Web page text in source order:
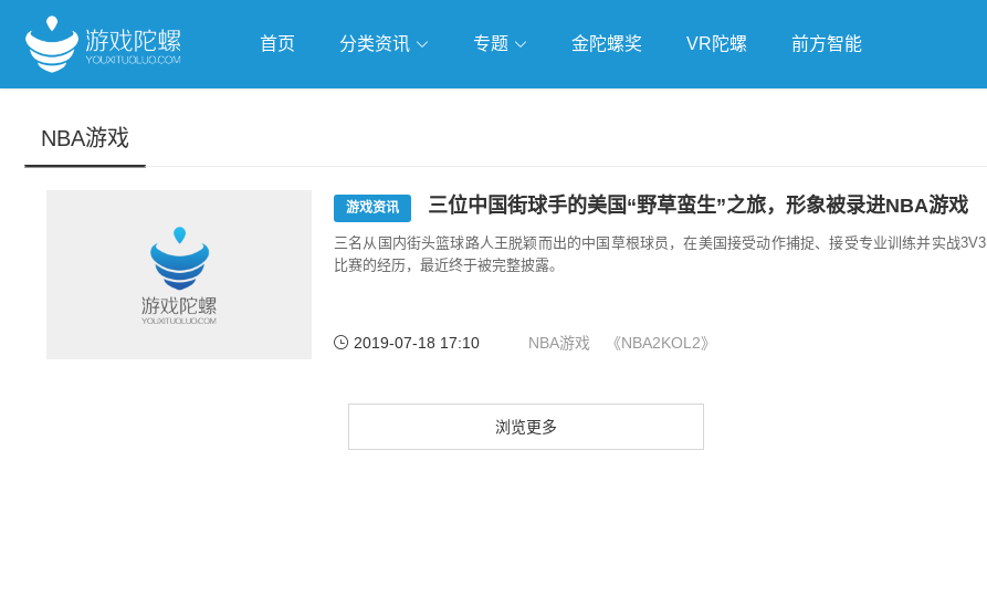
首页 分类资讯 专题 金陀螺奖 VR陀螺 前方智能
NBA游戏
游戏资讯 三位中国街球手的美国“野草蛮生”之旅，形象被录进NBA游戏
三名从国内街头篮球路人王脱颖而出的中国草根球员，在美国接受动作捕捉、接受专业训练并实战3V3
比赛的经历，最近终于被完整披露。
2019-07-18 17:10 NBA游戏 《NBA2KOL2》
浏览更多